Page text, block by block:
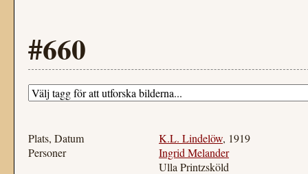
#660
Plats, Datum K.L. Lindelöw, 1919
Personer
Ingrid Melander
Ulla Printzsköld